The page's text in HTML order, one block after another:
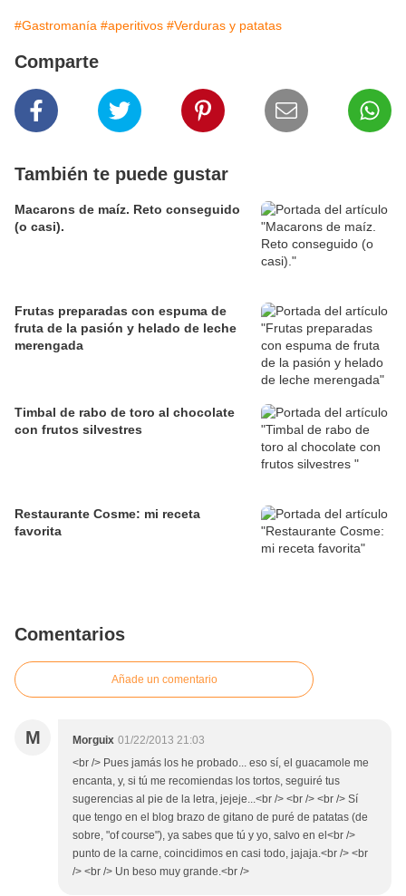
#Gastromanía #aperitivos #Verduras y patatas
Comparte
También te puede gustar
Macarons de maíz. Reto conseguido
(o casi).
Frutas preparadas con espuma de
fruta de la pasión y helado de leche
merengada
Timbal de rabo de toro al chocolate
con frutos silvestres
Restaurante Cosme: mi receta
favorita
Comentarios
Añade un comentario
M Morguix 01/22/2013 21:03
<br /> Pues jamás los he probado... eso sí, el guacamole me
encanta, y, si tú me recomiendas los tortos, seguiré tus
sugerencias al pie de la letra, jejeje...<br /> <br /> <br /> Sí
que tengo en el blog brazo de gitano de puré de patatas (de
sobre, "of course"), ya sabes que tú y yo, salvo en el<br />
punto de la carne, coincidimos en casi todo, jajaja.<br /> <br
/> <br /> Un beso muy grande.<br />